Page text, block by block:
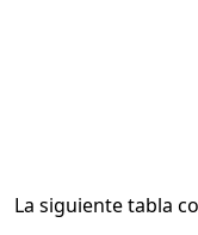
La siguiente tabla